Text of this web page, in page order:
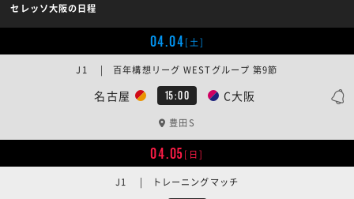
セレッソ大阪の日程
04.04[土]
名古屋 15:00 C大阪
J1 | 百年構想リーグ WESTグループ 第9節
豊田S
04.05[日]
J1 | トレーニングマッチ